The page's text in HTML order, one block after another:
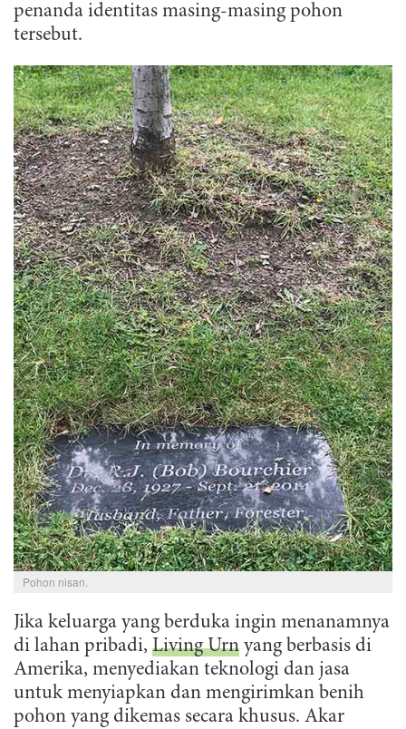
penanda identitas masing-masing pohon
tersebut.
Pohon nisan.
Jika keluarga yang berduka ingin menanamnya
di lahan pribadi, Living Urn yang berbasis di
Amerika, menyediakan teknologi dan jasa
untuk menyiapkan dan mengirimkan benih
pohon yang dikemas secara khusus. Akar